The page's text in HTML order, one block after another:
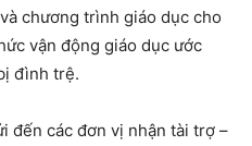
chương trình giáo dục cho
vận động giáo dục ước
đình trệ.
đến các đơn vị nhận tài trợ –